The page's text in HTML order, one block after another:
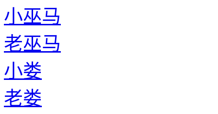
小巫马
老巫马
小娄
老娄